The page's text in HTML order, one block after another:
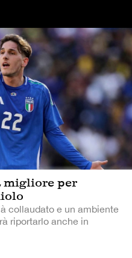
migliore per
collaudato e un ambiente
riportarlo anche in